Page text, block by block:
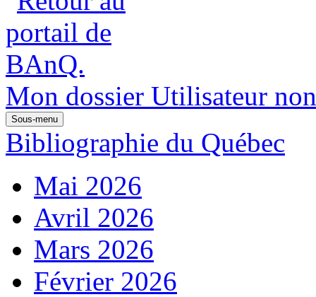
Mon dossier Utilisateur
Sous-menu
Bibliographie du Québec
Mai 2026
Avril 2026
Mars 2026
Février 2026